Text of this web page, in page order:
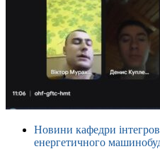
Новини кафедри
енергетичного